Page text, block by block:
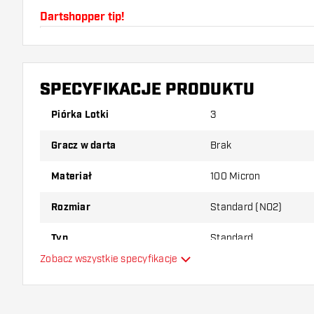
Dartshopper tip!
Upewnij się, że masz pod ręką dużo piórek i
uszkodzone lub złamane w wyniku użytkowania.
który wariant najbardziej Ci odpowiada!
SPECYFIKACJE PRODUKTU
Piórka Lotki 3
Gracz w darta Brak
Materiał 100 Micron
Rozmiar Standard (NO2)
Typ Standard
Zobacz wszystkie specyfikacje